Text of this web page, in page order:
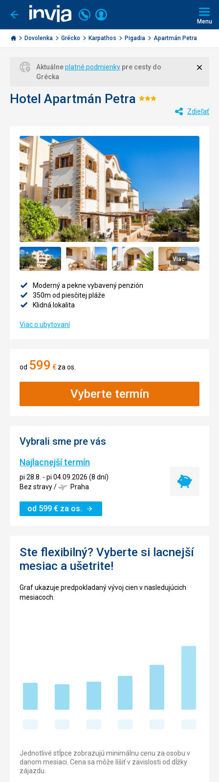
Ísť
späť
Invia.sk
Volajte
+421
2
3221
Prihlásiť
Menu
Dovolenka Grécko Karpathos Pigadia Apartmán Petra
Aktuálneplatné podmienky pre cesty do
Grécka
Hotel Apartmán Petra Hodnotenie:
Zdieľať
Viac
Moderný a pekne vybavený penzión
350m od piesčitej pláže
Klidná lokalita
Viac o ubytovaní
od 599 € za os.
Vyberte termín
Vybrali sme pre vás
Najlacnejší termín
pi 28.8. - pi 04.09.2026 (8 dní)
Bez stravy/ Praha
od 599 € za os.
Najlacnejší
Ste flexibilný? Vyberte si lacnejší
mesiac a ušetrite!
Graf ukazuje predpokladaný vývoj cien v nasledujúcich
mesiacoch.
Jednotlivé stĺpce zobrazujú minimálnu cenu za osobu v
danom mesiaci. Cena sa môže líšiť v zavislosti od dĺžky
zájazdu.